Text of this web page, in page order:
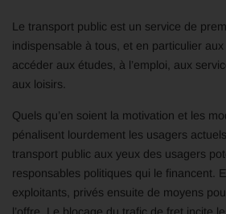
Le transport public est un service de
indispensable à tous, et en particulier
accéder aux études, à l’emploi, aux
aux loisirs.
Quels qu’en soient la motivation et les
pénalisent lourdement les usagers
transport public aux yeux des usagers
responsables politiques qui le financent.
exploitants, privés ensuite de moyens